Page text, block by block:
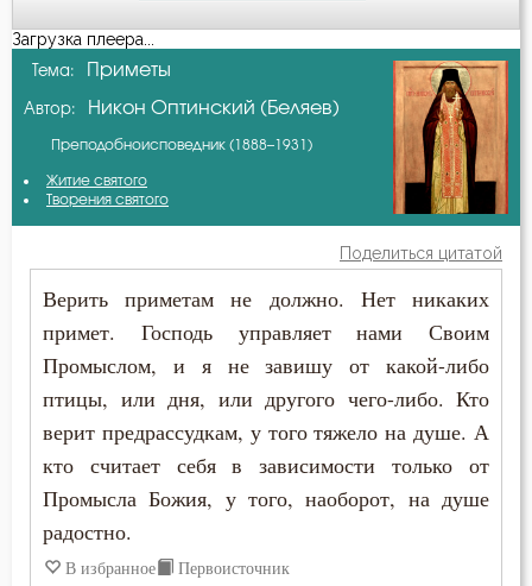
Антихрист
Безмолвие
Бесы
Благоговение
Благословение
Блуд
Богопознание
Болезнь
Брак
А-я
Амвросий Оптинский (Гренков)
Иоанн Златоуст
Иоанн Кронштадтский
Иоанн Лествичник
Никон Оптинский (Беляев)
Загрузка плеера...
Тема: Приметы
Автор: Никон Оптинский (Беляев)
Преподобноисповедник (1888–1931)
Житие святого
Творения святого
Поделиться цитатой
Верить приметам не должно. Нет никаких
примет. Господь управляет нами Своим
Промыслом, и я не завишу от какой-либо
птицы, или дня, или другого чего-либо. Кто
верит предрассудкам, у того тяжело на душе. А
кто считает себя в зависимости только от
Промысла Божия, у того, наоборот, на душе
радостно.
В избранное Первоисточник